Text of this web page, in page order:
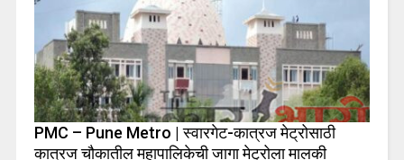
PMC – Pune Metro | स्वारगेट-कात्रज मेट्रोसाठी
कात्रज चौकातील महापालिकेची जागा मेट्रोला मालकी